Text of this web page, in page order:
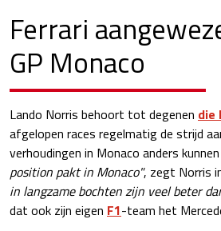
Ferrari
GP Monaco
Lando Norris behoort tot degenen die
afgelopen races regelmatig de strijd
verhoudingen in Monaco anders
position pakt in Monaco", zegt Norris
in langzame bochten zijn veel beter
dat ook zijn eigen F1-team het